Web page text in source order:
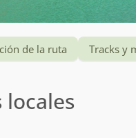
de la ruta Tracks y
locales